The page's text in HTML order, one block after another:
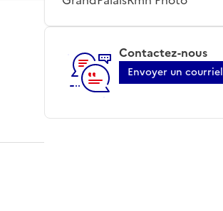
Contactez-nous
Envoyer un courriel